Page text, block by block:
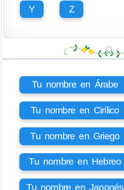
Y Z
Tu nombre en Árabe
Tu nombre en Cirílico
Tu nombre en Griego
Tu nombre en Hebreo
Tu nombre en Japonés